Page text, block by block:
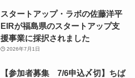
スタートアップ・ラボの佐藤洋平
EIRが福島県のスタートアップ支
援事業に採択されました
2026年7月1日
【参加者募集 7/6申込〆切】ちば